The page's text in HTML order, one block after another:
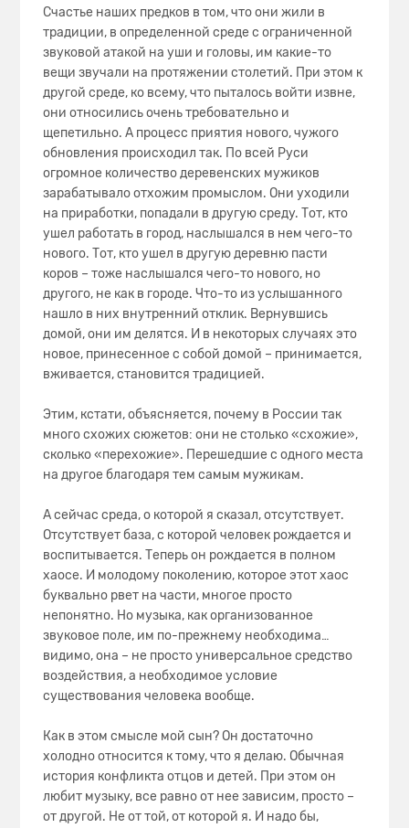
Счастье наших предков в том, что они жили в
традиции, в определенной среде с ограниченной
звуковой атакой на уши и головы, им какие-то
вещи звучали на протяжении столетий. При этом к
другой среде, ко всему, что пыталось войти извне,
они относились очень требовательно и
щепетильно. А процесс приятия нового, чужого
обновления происходил так. По всей Руси
огромное количество деревенских мужиков
зарабатывало отхожим промыслом. Они уходили
на приработки, попадали в другую среду. Тот, кто
ушел работать в город, наслышался в нем чего-то
нового. Тот, кто ушел в другую деревню пасти
коров – тоже наслышался чего-то нового, но
другого, не как в городе. Что-то из услышанного
нашло в них внутренний отклик. Вернувшись
домой, они им делятся. И в некоторых случаях это
новое, принесенное с собой домой – принимается,
вживается, становится традицией.
Этим, кстати, объясняется, почему в России так
много схожих сюжетов: они не столько «схожие»,
сколько «перехожие». Перешедшие с одного места
на другое благодаря тем самым мужикам.
А сейчас среда, о которой я сказал, отсутствует.
Отсутствует база, с которой человек рождается и
воспитывается. Теперь он рождается в полном
хаосе. И молодому поколению, которое этот хаос
буквально рвет на части, многое просто
непонятно. Но музыка, как организованное
звуковое поле, им по-прежнему необходима…
видимо, она – не просто универсальное средство
воздействия, а необходимое условие
существования человека вообще.
Как в этом смысле мой сын? Он достаточно
холодно относится к тому, что я делаю. Обычная
история конфликта отцов и детей. При этом он
любит музыку, все равно от нее зависим, просто –
от другой. Не от той, от которой я. И надо бы,